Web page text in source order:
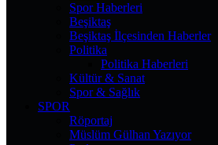
Spor Haberleri
Beşiktaş
Beşiktaş İlçesinden Haberler
Politika
Politika Haberleri
Kültür & Sanat
Spor & Sağlık
SPOR
Röportaj
Müslüm Gülhan Yazıyor